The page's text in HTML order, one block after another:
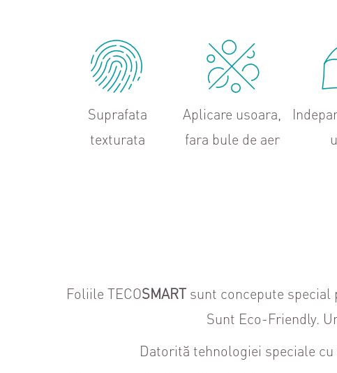
Suprafata
texturata
Aplicare usoara,
fara bule de aer
Foliile TECOSMART sunt concepute
Sunt Eco-Friendly.
Datorită tehnologiei speciale